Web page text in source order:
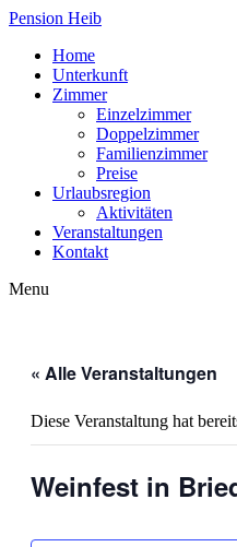
Pension Heib
Home
Unterkunft
Zimmer
Einzelzimmer
Doppelzimmer
Familienzimmer
Preise
Urlaubsregion
Aktivitäten
Veranstaltungen
Kontakt
Menu
« Alle Veranstaltungen
Diese Veranstaltung hat
Weinfest in